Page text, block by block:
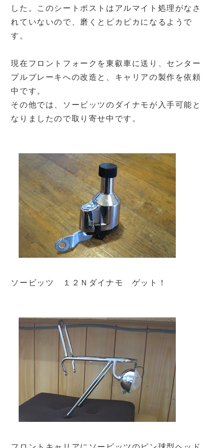
した。このシートポストはアルマイト処理がなさ
れていないので、磨くとピカピカになるようで
す。
現在フロントフォークを東叡車に送り、センター
プルブレーキへの改造と、キャリアの製作を依頼
中です。
その他では、ソービッツのダイナモが入手可能と
なりましたので取り寄せ中です。
ソービッツ １２Ｎダイナモ ゲット！